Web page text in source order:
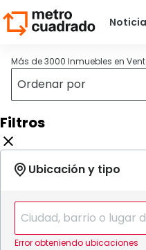
Más de 3000 Inmuebles en
Filtros
Error obteniendo ubicaciones